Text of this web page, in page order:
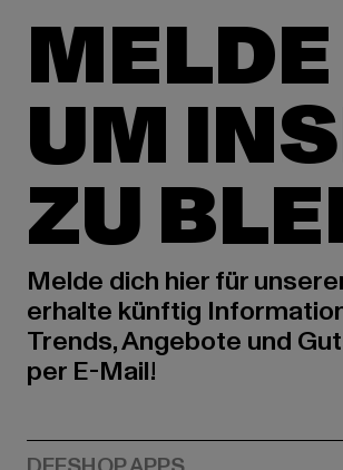
UM
ZU
Melde dich hier für
erhalte künftig
Trends, Angebote und
per E-Mail!